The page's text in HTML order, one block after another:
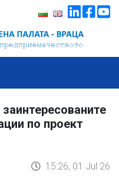
по проект
15:26, 01 Jul 26